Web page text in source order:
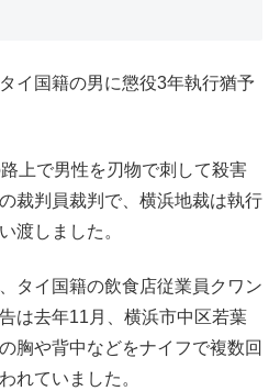
イ国籍の男に懲役3年執行猶予
上で男性を刃物で刺して殺害
裁判員裁判で、横浜地裁は執行
渡しました。
タイ国籍の飲食店従業員クワン
は去年11月、横浜市中区若葉
胸や背中などをナイフで複数回
れていました。